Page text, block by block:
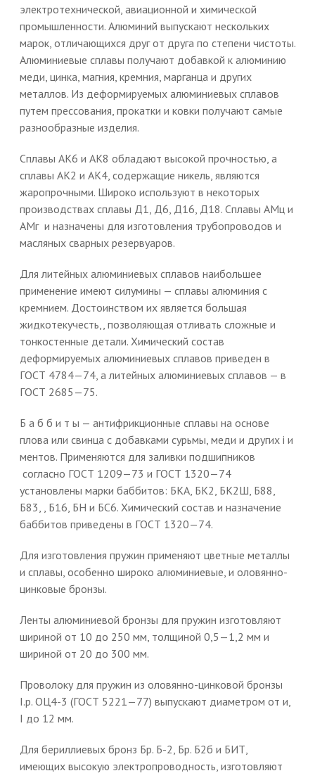
электротехнической, авиационной и химической
промышленности. Алюминий выпускают нескольких
марок, отличающихся друг от друга по степени чистоты.
Алюминиевые сплавы получают добавкой к алюминию
меди, цинка, магния, кремния, марганца и других
металлов. Из деформируемых алюминиевых сплавов
путем прессования, прокатки и ковки получают самые
разнообразные изделия.
Сплавы АК6 и АК8 обладают высокой прочностью, а
сплавы АК2 и АК4, содержащие никель, являются
жаропрочными. Широко используют в некоторых
производствах сплавы Д1, Д6, Д16, Д18. Сплавы АМц и
АМг и назначены для изготовления трубопроводов и
масляных сварных резервуаров.
Для литейных алюминиевых сплавов наибольшее
применение имеют силумины — сплавы алюминия с
кремнием. Достоинством их является большая
жидкотекучесть,, позволяющая отливать сложные и
тонкостенные детали. Химический состав
деформируемых алюминиевых сплавов приведен в
ГОСТ 4784—74, а литейных алюминиевых сплавов — в
ГОСТ 2685—75.
Б а б б и т ы — антифрикционные сплавы на основе
плова или свинца с добавками сурьмы, меди и других і и
ментов. Применяются для заливки подшипников
согласно ГОСТ 1209—73 и ГОСТ 1320—74
установлены марки баббитов: БКА, БК2, БК2Ш, Б88,
Б83, , Б16, БН и БС6. Химический состав и назначение
баббитов приведены в ГОСТ 1320—74.
Для изготовления пружин применяют цветные металлы
и сплавы, особенно широко алюминиевые, и оловянно-
цинковые бронзы.
Ленты алюминиевой бронзы для пружин изготовляют
шириной от 10 до 250 мм, толщиной 0,5—1,2 мм и
шириной от 20 до 300 мм.
Проволоку для пружин из оловянно-цинковой бронзы
І.р. ОЦ4-3 (ГОСТ 5221—77) выпускают диаметром от и,
I до 12 мм.
Для бериллиевых бронз Бр. Б-2, Бр. Б2б и БИТ,
имеющих высокую электропроводность, изготовляют